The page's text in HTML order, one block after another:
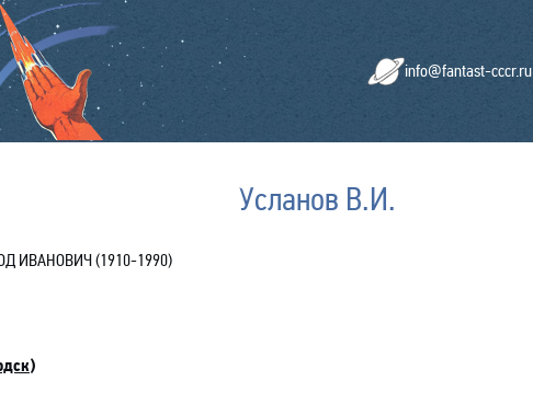
info@fantast-cccr.ru
Усланов В.И.
ИВАНОВИЧ (1910-1990)
)